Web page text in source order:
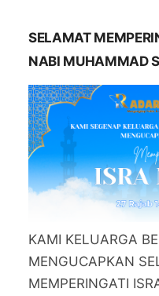
SELAMAT
NABI MUHAMMAD
KAMI KELUARGA
MENGUCAPKAN
MEMPERINGATI